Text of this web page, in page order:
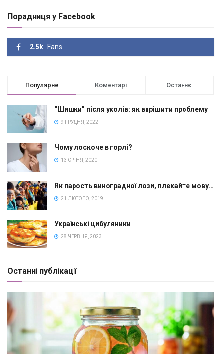
Порадниця у Facebook
2.5k Fans
Популярне Коментарі Останнє
“Шишки” після уколів: як вирішити проблему
9 ГРУДНЯ, 2022
Чому лоскоче в горлі?
13 СІЧНЯ, 2020
Як парость виноградної лози, плекайте мову…
21 ЛЮТОГО, 2019
Українські цибуляники
28 ЧЕРВНЯ, 2023
Останні публікації